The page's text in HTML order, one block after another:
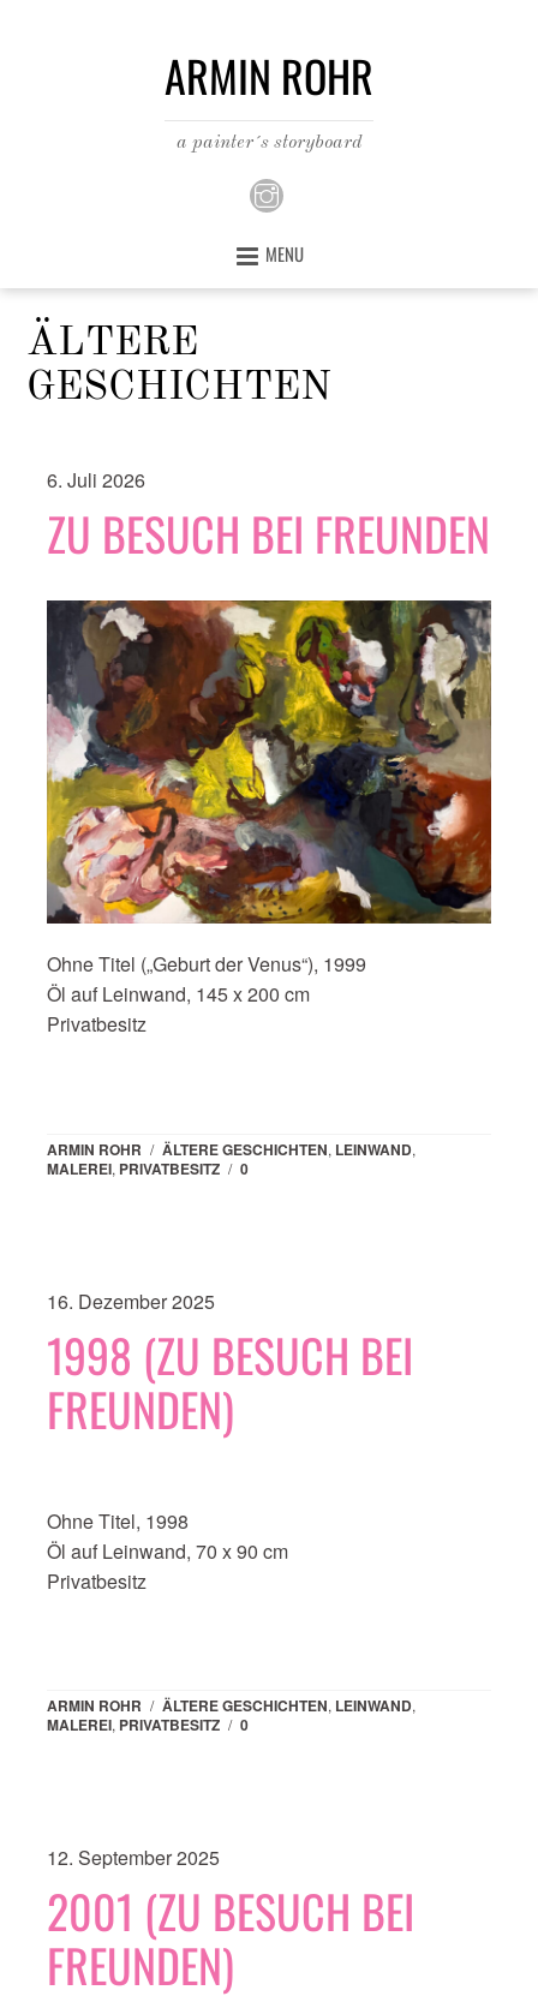
ARMIN ROHR
a painter´s storyboard
MENU
ÄLTERE
GESCHICHTEN
6. Juli 2026
ZU BESUCH BEI FREUNDEN
Ohne Titel („Geburt der Venus“), 1999
Öl auf Leinwand, 145 x 200 cm
Privatbesitz
ARMIN ROHR / ÄLTERE GESCHICHTEN, LEINWAND,
MALEREI, PRIVATBESITZ / 0
16. Dezember 2025
1998 (ZU BESUCH BEI
FREUNDEN)
Ohne Titel, 1998
Öl auf Leinwand, 70 x 90 cm
Privatbesitz
ARMIN ROHR / ÄLTERE GESCHICHTEN, LEINWAND,
MALEREI, PRIVATBESITZ / 0
12. September 2025
2001 (ZU BESUCH BEI
FREUNDEN)